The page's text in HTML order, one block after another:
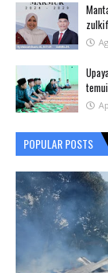
POPULAR POSTS